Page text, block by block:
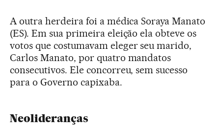
A outra herdeira foi a médica Soraya Manato
(ES). Em sua primeira eleição ela obteve os
votos que costumavam eleger seu marido,
Carlos Manato, por quatro mandatos
consecutivos. Ele concorreu, sem sucesso
para o Governo capixaba.
Neolideranças